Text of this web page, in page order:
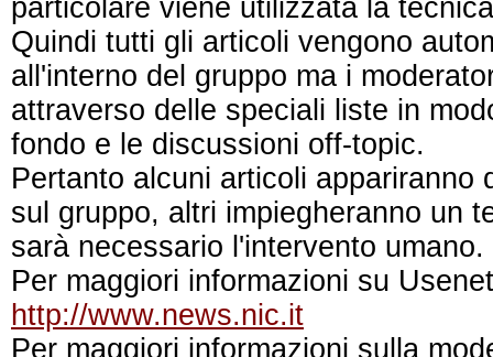
particolare viene utilizzata la
Quindi tutti gli articoli vengono
all'interno del gruppo ma i
attraverso delle speciali liste in
fondo e le discussioni off-topic.
Pertanto alcuni articoli appariranno
sul gruppo, altri impiegheranno un
sarà necessario l'intervento umano.
Per maggiori informazioni su
http://www.news.nic.it
Per maggiori informazioni sulla